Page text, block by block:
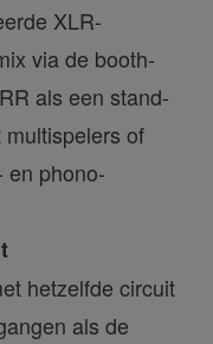
XLR-
via de booth-
als een stand-
of
en phono-
hetzelfde circuit
als de